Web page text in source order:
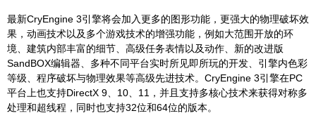
最新CryEngine 3引擎将会加入更多的图形功能，更强大的物理破坏效
果，动画技术以及多个游戏技术的增强功能，例如大范围开放的环
境、建筑内部丰富的细节、高级任务表情以及动作、新的改进版
SandBOX编辑器、多种不同平台实时所见即所玩的开发、引擎内色彩
等级、程序破坏与物理效果等高级先进技术。CryEngine 3引擎在PC
平台上也支持DirectX 9、10、11，并且支持多核心技术来获得对称多
处理和超线程，同时也支持32位和64位的版本。